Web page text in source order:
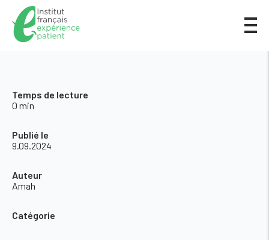
Temps de lecture
0 min
Publié le
9.09.2024
Auteur
Amah
Catégorie